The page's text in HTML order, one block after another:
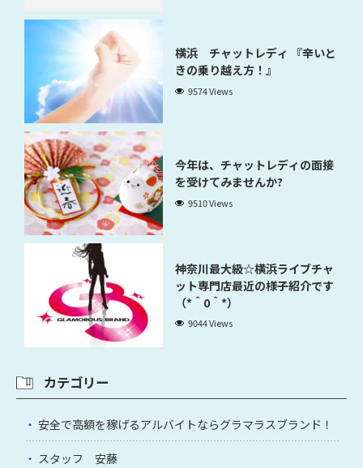
横浜 チャットレディ 『辛いと
きの乗り越え方！』
9574 Views
今年は、チャットレディの面接
を受けてみませんか?
9510 Views
神奈川最大級☆横浜ライブチャ
ット専門店最近の様子紹介です
（*＾0＾*）
9044 Views
カテゴリー
安全で高額を稼げるアルバイトならグラマラスブランド！
スタッフ 安藤